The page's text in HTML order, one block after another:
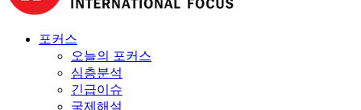
포커스
오늘의 포커스
심층분석
긴급이슈
국제해설